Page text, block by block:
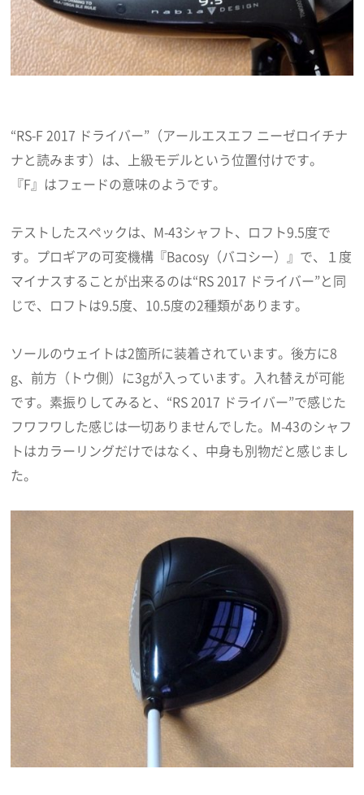
“RS-F 2017 ドライバー”（アールエスエフ ニーゼロイチナ
ナと読みます）は、上級モデルという位置付けです。
『F』はフェードの意味のようです。
テストしたスペックは、M-43シャフト、ロフト9.5度で
す。プロギアの可変機構『Bacosy（バコシー）』で、１度
マイナスすることが出来るのは“RS 2017 ドライバー”と同
じで、ロフトは9.5度、10.5度の2種類があります。
ソールのウェイトは2箇所に装着されています。後方に8
g、前方（トウ側）に3gが入っています。入れ替えが可能
です。素振りしてみると、“RS 2017 ドライバー”で感じた
フワフワした感じは一切ありませんでした。M-43のシャフ
トはカラーリングだけではなく、中身も別物だと感じまし
た。